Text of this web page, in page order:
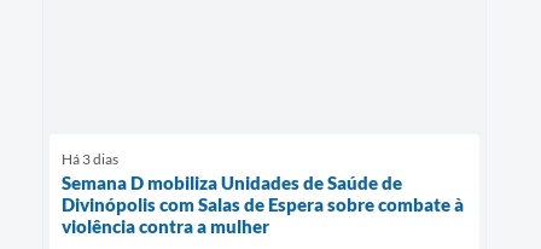
Há 3 dias
Semana D mobiliza Unidades de Saúde de
Divinópolis com Salas de Espera sobre combate à
violência contra a mulher